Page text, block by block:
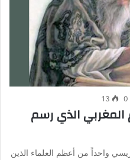
0
13
المغربي الذي رسم
واحداً من أعظم العلماء الذين